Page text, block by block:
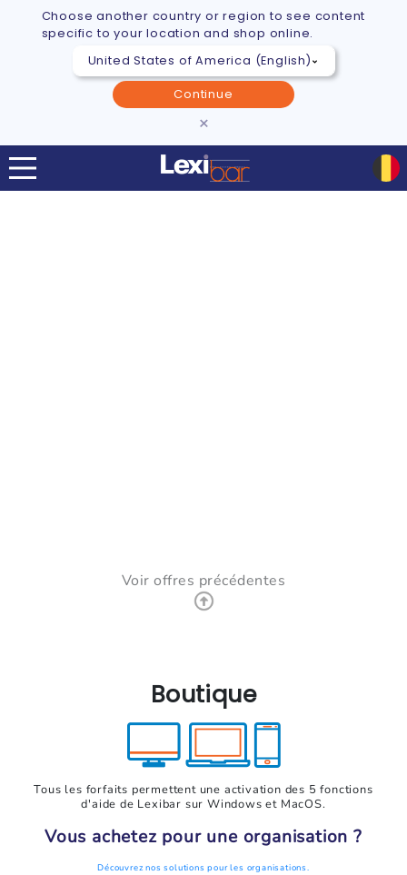
Choose another country or region to see content
specific to your location and shop online.
Continue
×
Voir offres précédentes
Boutique
Tous les forfaits permettent une activation des 5 fonctions
d'aide de Lexibar sur Windows et MacOS.
Vous achetez pour une organisation ?
Découvrez nos solutions pour les organisations.